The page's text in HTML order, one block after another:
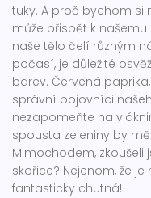
tuky. A proč bychom si
může přispět k našemu
naše tělo čelí různým
počasí, je důležité
barev. Červená
správní bojovníci
nezapomeňte na
spousta zeleniny by
Mimochodem, zkoušeli
skořice? Nejenom, že
fantasticky chutná!